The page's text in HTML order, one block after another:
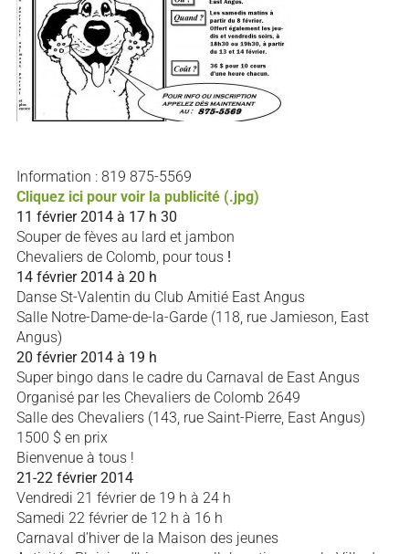
Information : 819 875-5569
Cliquez ici pour voir la publicité (.jpg)
11 février 2014 à 17 h 30
Souper de fèves au lard et jambon
Chevaliers de Colomb, pour tous !
14 février 2014 à 20 h
Danse St-Valentin du Club Amitié East Angus
Salle Notre-Dame-de-la-Garde (118, rue Jamieson, East
Angus)
20 février 2014 à 19 h
Super bingo dans le cadre du Carnaval de East Angus
Organisé par les Chevaliers de Colomb 2649
Salle des Chevaliers (143, rue Saint-Pierre, East Angus)
1500 $ en prix
Bienvenue à tous !
21-22 février 2014
Vendredi 21 février de 19 h à 24 h
Samedi 22 février de 12 h à 16 h
Carnaval d’hiver de la Maison des jeunes